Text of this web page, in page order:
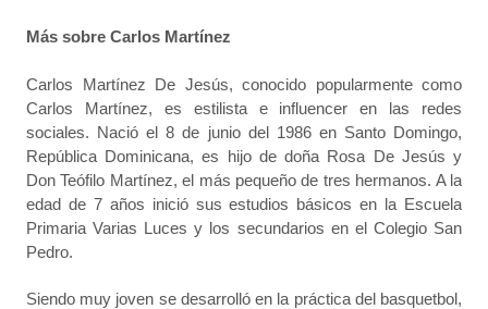
Más sobre Carlos Martínez
Carlos Martínez De Jesús, conocido popularmente como
Carlos Martínez, es estilista e influencer en las redes
sociales. Nació el 8 de junio del 1986 en Santo Domingo,
República Dominicana, es hijo de doña Rosa De Jesús y
Don Teófilo Martínez, el más pequeño de tres hermanos. A la
edad de 7 años inició sus estudios básicos en la Escuela
Primaria Varias Luces y los secundarios en el Colegio San
Pedro.
Siendo muy joven se desarrolló en la práctica del basquetbol,